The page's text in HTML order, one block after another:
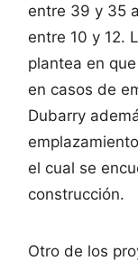
entre 39 y 35
entre 10 y 12.
plantea en
en casos de
Dubarry
el cual se
construcción.
Otro de los